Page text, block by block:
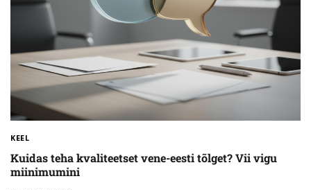
KEEL
Kuidas teha kvaliteetset vene-eesti tõlget? Vii vigu
miinimumini